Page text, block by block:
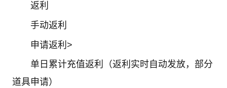
返利
手动返利
申请返利>
单日累计充值返利（返利实时自动发放，部分
道具申请）